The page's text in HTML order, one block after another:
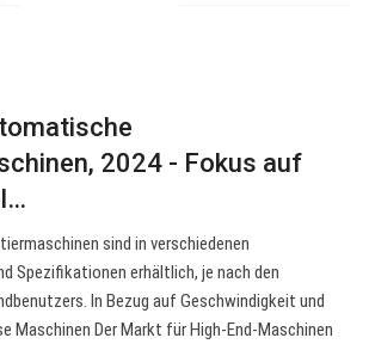
2024 - Fokus auf
sind in verschiedenen
Spezifikationen erhältlich, je nach den
In Bezug auf Geschwindigkeit und
Maschinen Der Markt für High-End-Maschinen